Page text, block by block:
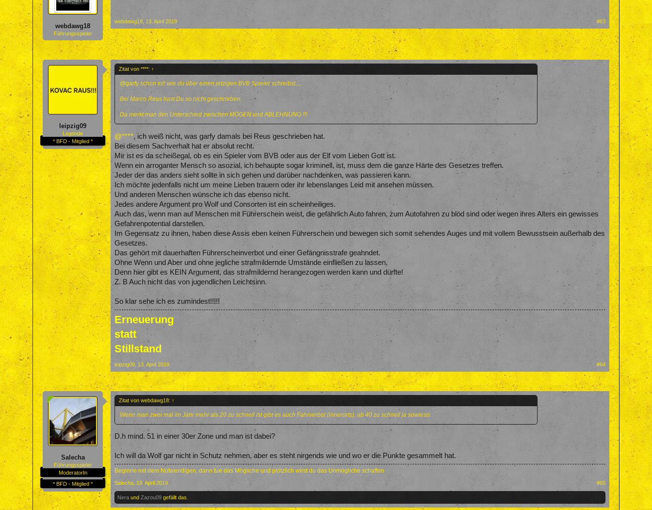
webdawg18
Führungsspieler
webdawg18 13. April 2019 #63
leipzig09
Legende
* BFD - Mitglied *
Zitat von ****: ↑
@garfyschon toll wie du über einen jetzigen BVB Spieler schreibst....
Bei Marco Reus hast Du so nicht geschrieben.
Da merkt man den Unterschied zwischen MÖGEN und ABLEHNUNG !!!
@****, ich weiß nicht, was garfy damals bei Reus geschrieben hat.
Bei diesem Sachverhalt hat er absolut recht.
Mir ist es da scheißegal, ob es ein Spieler vom BVB oder aus der Elf vom Lieben Gott ist.
Wenn ein arroganter Mensch so asozial, ich behaupte sogar kriminell, ist, muss dem die ganze Härte des Gesetzes treffen.
Jeder der das anders sieht sollte in sich gehen und darüber nachdenken, was passieren kann.
Ich möchte jedenfalls nicht um meine Lieben trauern oder ihr lebenslanges Leid mit ansehen müssen.
Und anderen Menschen wünsche ich das ebenso nicht.
Jedes andere Argument pro Wolf und Consorten ist ein scheinheiliges.
Auch das, wenn man auf Menschen mit Führerschein weist, die gefährlich Auto fahren, zum Autofahren zu blöd sind oder wegen ihres Alters ein gewisses
Gefahrenpotential darstellen.
Im Gegensatz zu ihnen, haben diese Assis eben keinen Führerschein und bewegen sich somit sehendes Auges und mit vollem Bewusstsein außerhalb des
Gesetzes.
Das gehört mit dauerhaften Führerscheinverbot und einer Gefängnisstrafe geahndet.
Ohne Wenn und Aber und ohne jegliche strafmildernde Umstände einfließen zu lassen.
Denn hier gibt es KEIN Argument, das strafmildernd herangezogen werden kann und dürfte!
Z. B Auch nicht das von jugendlichen Leichtsinn.
So klar sehe ich es zumindest!!!!!
Erneuerung
statt
Stillstand
leipzig09 13. April 2019 #64
Salecha
Führungsspieler
ModeratorIn
* BFD - Mitglied *
Zitat von webdawg18: ↑
Wenn man zwei mal im Jahr mehr als 20 zu schnell ist gibt es auch Fahrverbot (innerorts), ab 40 zu schnell ja sowieso.
D.h mind. 51 in einer 30er Zone und man ist dabei?
Ich will da Wolf gar nicht in Schutz nehmen, aber es steht nirgends wie und wo er die Punkte gesammelt hat.
Beginne mit dem Notwendigen, dann tue das Mögliche und plötzlich wirst du das Unmögliche schaffen
Salecha 13. April 2019 #65
Nera undZazou09 gefällt das.